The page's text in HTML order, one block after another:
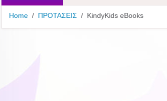
Home ΠΡΟΤΑΣΕΙΣ KindyKids eBooks